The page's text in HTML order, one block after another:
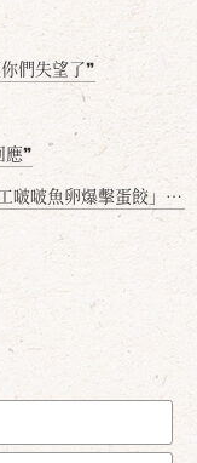
們失望了❞
應❞
，最後名額門前隱味只留給你！🥟💥